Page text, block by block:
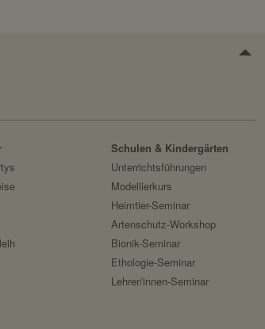
Schulen & Kindergärten
Unterrichtsführungen
Modellierkurs
Heimtier-Seminar
Artenschutz-Workshop
Bionik-Seminar
Ethologie-Seminar
Lehrer/innen-Seminar